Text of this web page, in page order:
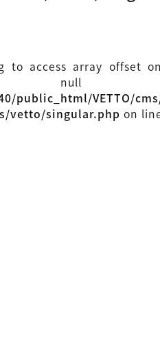
to access array offset
null
public_html/VETTO/
vetto/singular.php on